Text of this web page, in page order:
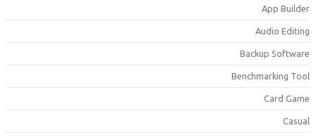
App
Audio
Backup
Benchmarking
Card